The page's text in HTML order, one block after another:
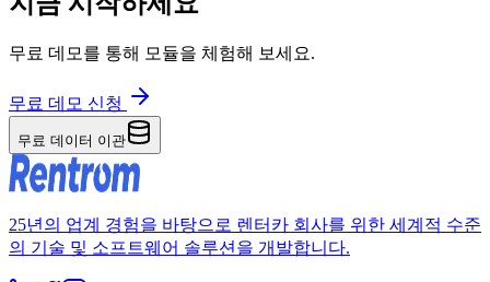
무료 데모를 통해 모듈을 체험해 보세요.
무료 데모 신청
무료 데이터 이관
25년의 업계 경험을 바탕으로 렌터카 회사를 위한 세계적 수준
의 기술 및 소프트웨어 솔루션을 개발합니다.